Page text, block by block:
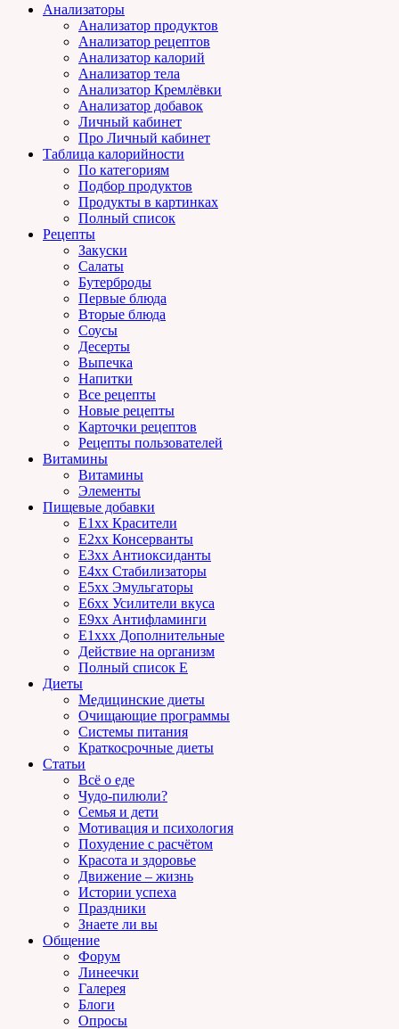
Анализаторы
Анализатор продуктов
Анализатор рецептов
Анализатор калорий
Анализатор тела
Анализатор Кремлёвки
Анализатор добавок
Личный кабинет
Про Личный кабинет
Таблица калорийности
По категориям
Подбор продуктов
Продукты в картинках
Полный список
Рецепты
Закуски
Салаты
Бутерброды
Первые блюда
Вторые блюда
Соусы
Десерты
Выпечка
Напитки
Все рецепты
Новые рецепты
Карточки рецептов
Рецепты пользователей
Витамины
Витамины
Элементы
Пищевые добавки
E1xx Красители
E2xx Консерванты
E3xx Антиоксиданты
E4xx Стабилизаторы
E5xx Эмульгаторы
E6xx Усилители вкуса
E9xx Антифламинги
E1xxx Дополнительные
Действие на организм
Полный список E
Диеты
Медицинские диеты
Очищающие программы
Системы питания
Краткосрочные диеты
Статьи
Всё о еде
Чудо-пилюли?
Семья и дети
Мотивация и психология
Похудение с расчётом
Красота и здоровье
Движение – жизнь
Истории успеха
Праздники
Знаете ли вы
Общение
Форум
Линеечки
Галерея
Блоги
Опросы